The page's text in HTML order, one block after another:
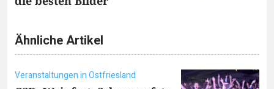
Ähnliche Artikel
Veranstaltungen in Ostfriesland